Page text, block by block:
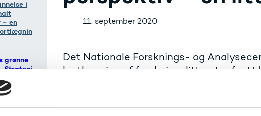
i
– en
grønne
Strategi
i
11. september 2020
Det Nationale Forsknings- og
kortlægning af forskningslitteratur for